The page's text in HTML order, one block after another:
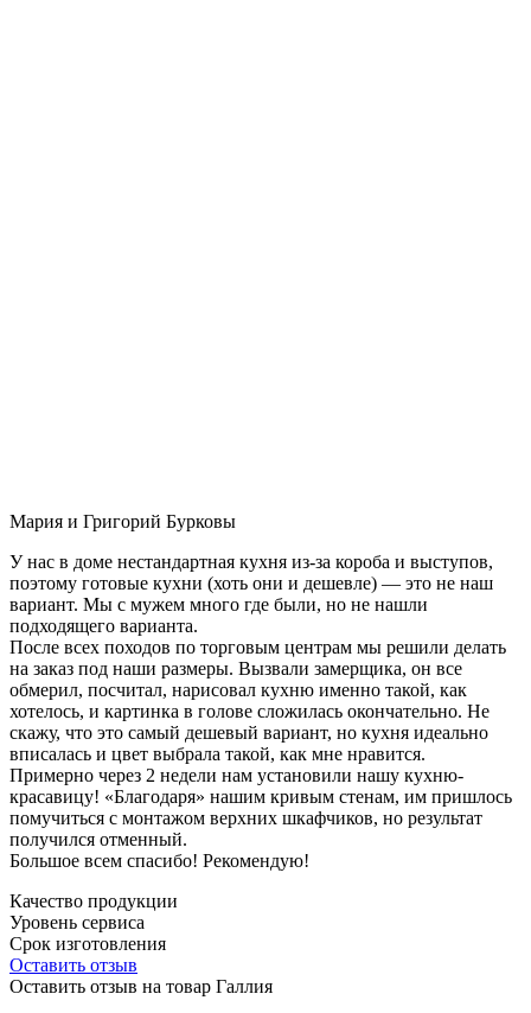
Мария и Григорий Бурковы
У нас в доме нестандартная кухня из-за короба и выступов,
поэтому готовые кухни (хоть они и дешевле) — это не наш
вариант. Мы с мужем много где были, но не нашли
подходящего варианта.
После всех походов по торговым центрам мы решили делать
на заказ под наши размеры. Вызвали замерщика, он все
обмерил, посчитал, нарисовал кухню именно такой, как
хотелось, и картинка в голове сложилась окончательно. Не
скажу, что это самый дешевый вариант, но кухня идеально
вписалась и цвет выбрала такой, как мне нравится.
Примерно через 2 недели нам установили нашу кухню-
красавицу! «Благодаря» нашим кривым стенам, им пришлось
помучиться с монтажом верхних шкафчиков, но результат
получился отменный.
Большое всем спасибо! Рекомендую!
Качество продукции
Уровень сервиса
Срок изготовления
Оставить отзыв
Оставить отзыв на товар Галлия